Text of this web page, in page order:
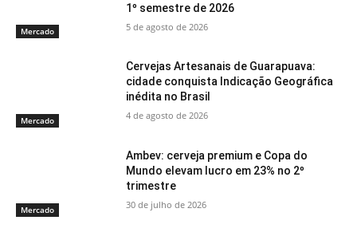
Mercado
1º semestre de 2026
5 de agosto de 2026
Mercado
Cervejas Artesanais de Guarapuava:
cidade conquista Indicação Geográfica
inédita no Brasil
4 de agosto de 2026
Mercado
Ambev: cerveja premium e Copa do
Mundo elevam lucro em 23% no 2º
trimestre
30 de julho de 2026